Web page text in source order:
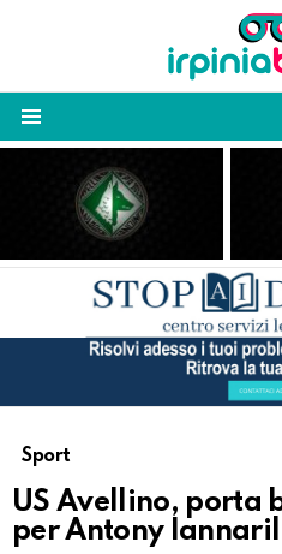
Sport
US Avellino, porta
per Antony